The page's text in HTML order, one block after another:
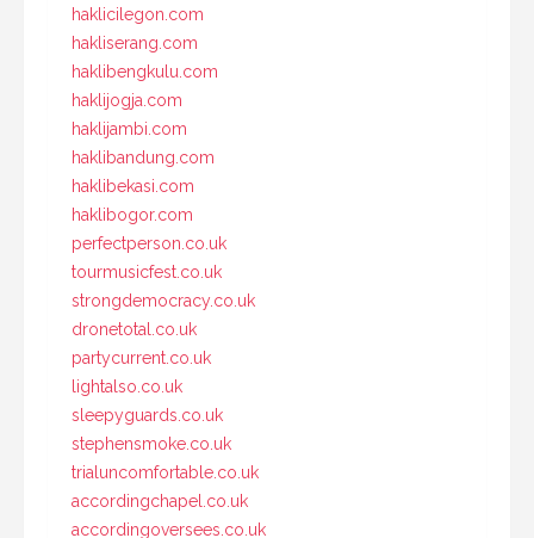
haklicilegon.com
hakliserang.com
haklibengkulu.com
haklijogja.com
haklijambi.com
haklibandung.com
haklibekasi.com
haklibogor.com
perfectperson.co.uk
tourmusicfest.co.uk
strongdemocracy.co.uk
dronetotal.co.uk
partycurrent.co.uk
lightalso.co.uk
sleepyguards.co.uk
stephensmoke.co.uk
trialuncomfortable.co.uk
accordingchapel.co.uk
accordingoversees.co.uk